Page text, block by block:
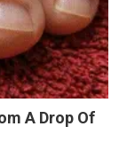
A Drop Of